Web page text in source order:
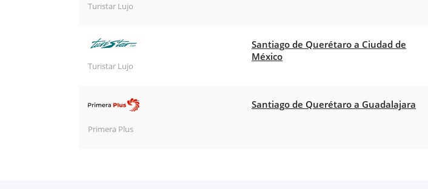
Turistar Lujo
Turistar Lujo
Santiago de Querétaro a Ciudad de
México
Primera Plus
Santiago de Querétaro a Guadalajara